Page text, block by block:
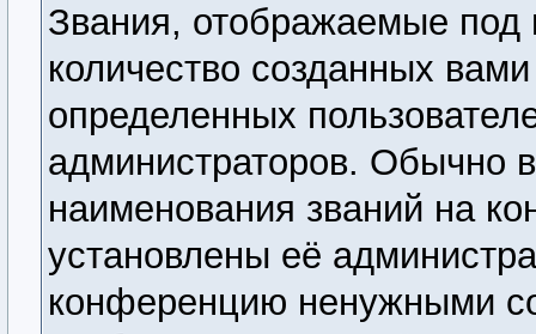
Звания, отображаемые
количество созданных
определенных
администраторов. Обычно
наименования званий на
установлены её
конференцию ненужными